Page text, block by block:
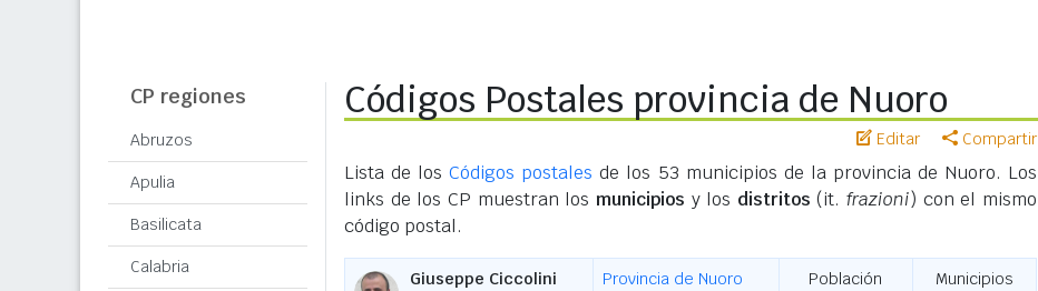
CP regiones
Abruzos
Apulia
Basilicata
Calabria
Códigos Postales provincia de Nuoro
Editar Compartir
Lista de losCódigos postales de los 53 municipios de la provincia de Nuoro. Los
links de los CP muestran los municipios y los distritos (it.frazioni) con el mismo
código postal.
Giuseppe Ciccolini
Provincia de Nuoro
Población
Municipios